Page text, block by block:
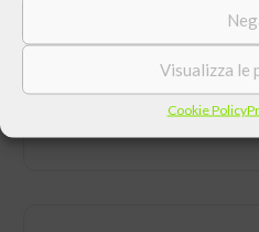
Visualizza le
Cookie Policy